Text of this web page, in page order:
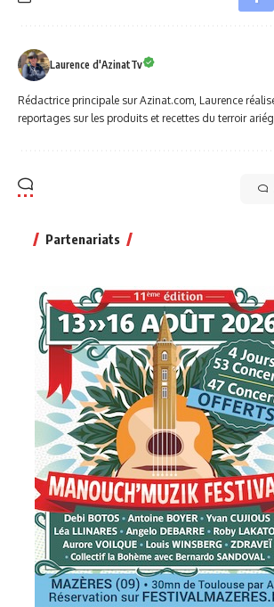
Laurence d'AzinatTv
Rédactrice principale sur Azinat.com, Laurence
reportages sur les produits et recettes du terroir
Partenariats